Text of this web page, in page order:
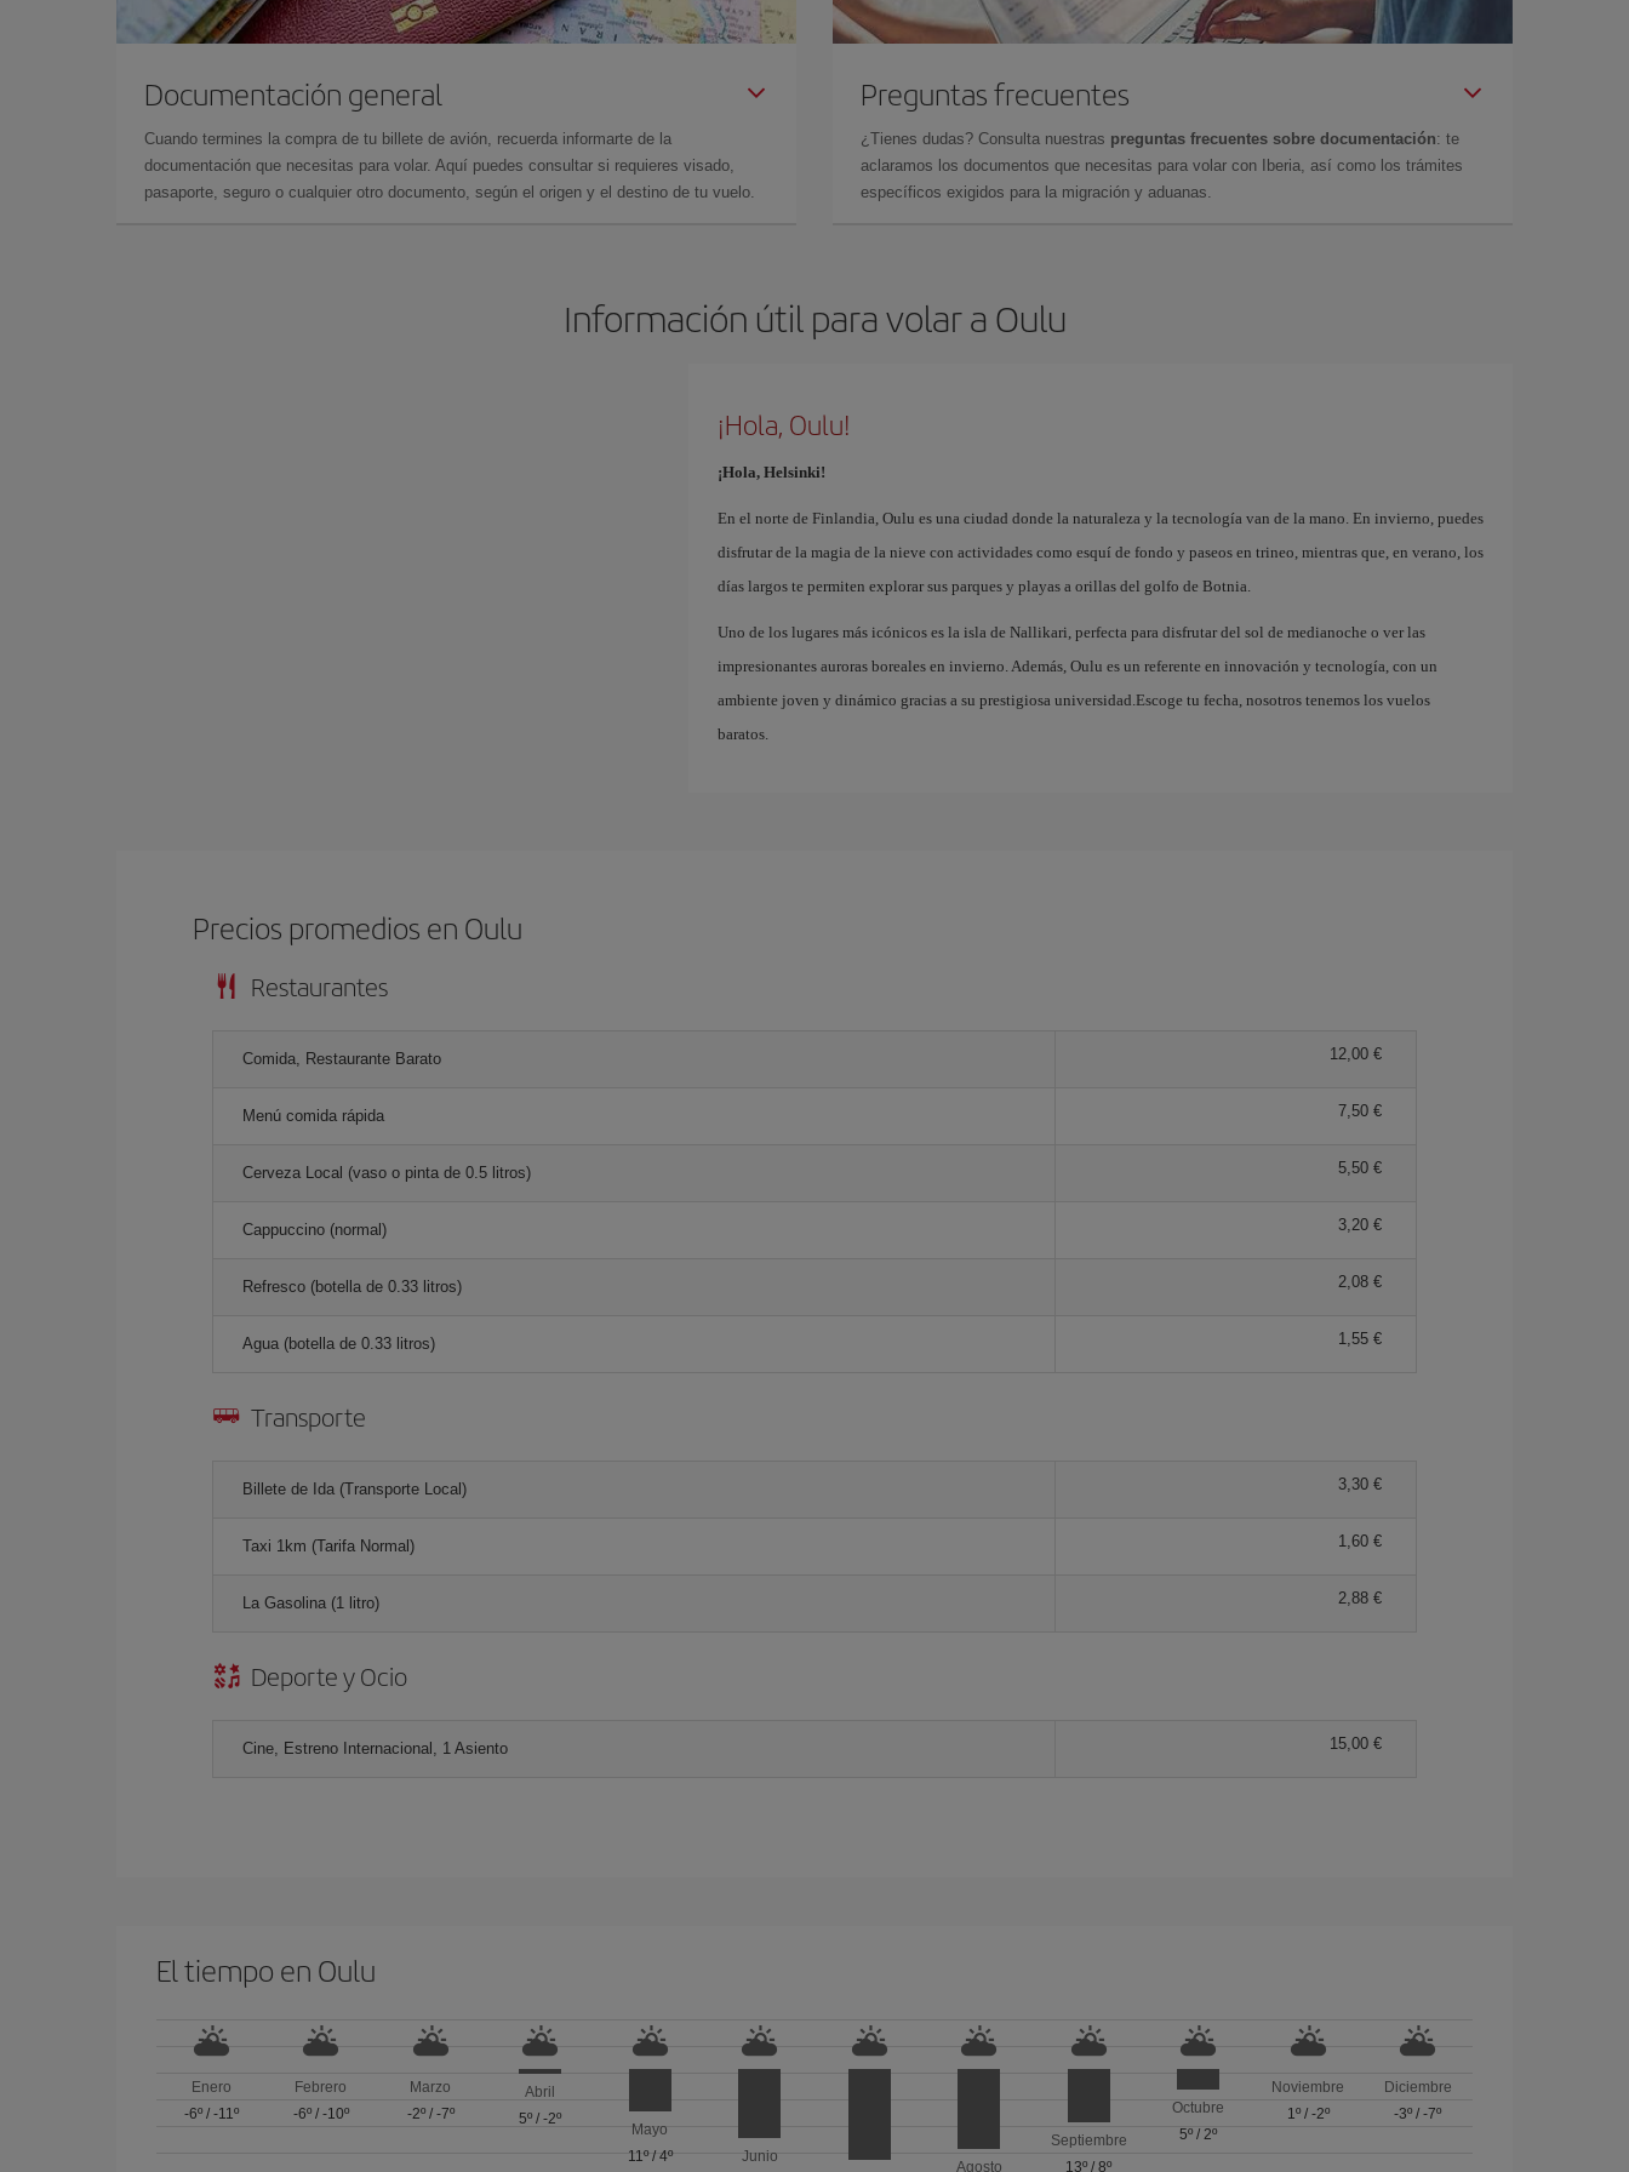
Documentación general
Cuando termines la compra de tu billete de avión, recuerda informarte de la
documentación que necesitas para volar. Aquí puedes consultar si requieres visado,
pasaporte, seguro o cualquier otro documento, según el origen y el destino de tu vuelo.
Preguntas frecuentes
¿Tienes dudas? Consulta nuestras preguntas frecuentes sobre documentación: te
aclaramos los documentos que necesitas para volar con Iberia, así como los trámites
específicos exigidos para la migración y aduanas.
Información útil para volar a Oulu
¡Hola, Oulu!
¡Hola, Helsinki!
En el norte de Finlandia, Oulu es una ciudad donde la naturaleza y la tecnología van de la mano. En invierno, puedes
disfrutar de la magia de la nieve con actividades como esquí de fondo y paseos en trineo, mientras que, en verano, los
días largos te permiten explorar sus parques y playas a orillas del golfo de Botnia.
Uno de los lugares más icónicos es la isla de Nallikari, perfecta para disfrutar del sol de medianoche o ver las
impresionantes auroras boreales en invierno. Además, Oulu es un referente en innovación y tecnología, con un
ambiente joven y dinámico gracias a su prestigiosa universidad.Escoge tu fecha, nosotros tenemos los vuelos
baratos.
Precios promedios en Oulu
Restaurantes
Comida, Restaurante Barato 12,00 €
Menú comida rápida 7,50 €
Cerveza Local (vaso o pinta de 0.5 litros) 5,50 €
Cappuccino (normal) 3,20 €
Refresco (botella de 0.33 litros) 2,08 €
Agua (botella de 0.33 litros) 1,55 €
Transporte
Billete de Ida (Transporte Local) 3,30 €
Taxi 1km (Tarifa Normal) 1,60 €
La Gasolina (1 litro) 2,88 €
Deporte y Ocio
Cine, Estreno Internacional, 1 Asiento 15,00 €
El tiempo en Oulu
Enero
-6º/ -11º
Febrero
-6º/ -10º
Marzo
-2º/ -7º
Abril
5º /-2º
Mayo
11º/ 4º
Junio
Agosto
Septiembre
13º /8º
Octubre
5º /2º
Noviembre
1º/ -2º
Diciembre
-3º /-7º